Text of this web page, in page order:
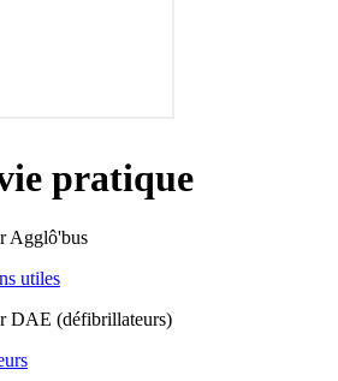
pratique
Agglô'bus
utiles
DAE (défibrillateurs)